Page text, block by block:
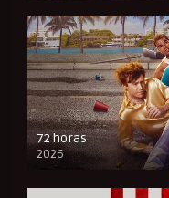
72 horas
2026
FULL HD